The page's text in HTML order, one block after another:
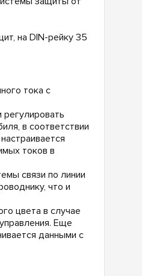
на DIN-рейку 35
тока с
регулировать
в соответствии
токов в
связи по линии
что и
цвета в случае
Еще
данными с